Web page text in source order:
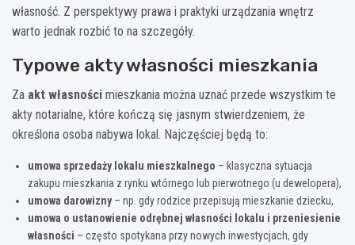
własność. Z perspektywy prawa i praktyki urządzania wnętrz
warto jednak rozbić to na szczegóły.
Typowe akty własności mieszkania
Za akt własności mieszkania można uznać przede wszystkim te
akty notarialne, które kończą się jasnym stwierdzeniem, że
określona osoba nabywa lokal. Najczęściej będą to:
umowa sprzedaży lokalu mieszkalnego – klasyczna sytuacja
zakupu mieszkania z rynku wtórnego lub pierwotnego (u dewelopera),
umowa darowizny– np. gdy rodzice przepisują mieszkanie dziecku,
umowa o ustanowienie odrębnej własności lokalu i przeniesienie
własności – często spotykana przy nowych inwestycjach, gdy